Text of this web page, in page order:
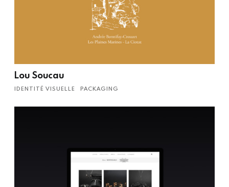
Lou Soucau
IDENTITÉ VISUELLE PACKAGING